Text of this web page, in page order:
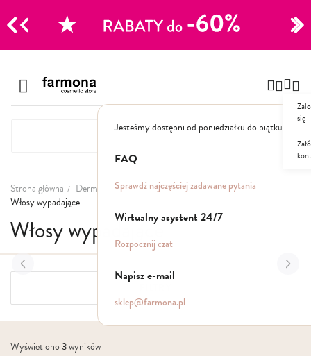
treści
Jesteśmy dostępni od poniedziałku do piątku:
FAQ
Sprawdź najczęściej zadawane pytania
Wirtualny asystent 24/7
Rozpocznij czat
Napisz e-mail
sklep@farmona.pl
się
Szampony
Odżywki, maski, serum
Peelingi do skóry głowy
Kuracje i wcierki
Mgiełki
Włosy suche i łamliwe
Włosy przetłuszczające się
Strona główna Dermokosmetyki
Włosy i skóra głowy
Włosy wypadające
Włosy wypadające
Wyświetlono3wyników